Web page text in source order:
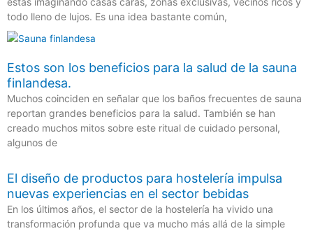
todo lleno de lujos. Es una idea bastante común,
Estos son los beneficios para la salud de la sauna
finlandesa.
Muchos coinciden en señalar que los baños frecuentes de sauna
reportan grandes beneficios para la salud. También se han
creado muchos mitos sobre este ritual de cuidado personal,
algunos de
El diseño de productos para hostelería impulsa
nuevas experiencias en el sector bebidas
En los últimos años, el sector de la hostelería ha vivido una
transformación profunda que va mucho más allá de la simple